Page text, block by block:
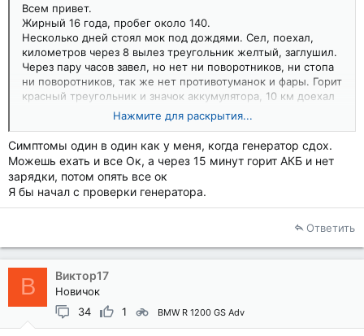
Всем привет.
Жирный 16 года, пробег около 140.
Несколько дней стоял мок под дождями. Сел, поехал,
километров через 8 вылез треугольник желтый, заглушил.
Через пару часов завел, но нет ни поворотников, ни стопа
ни поворотников, так же нет противотуманок и фары. Горит
красный треугольник и значок аккумулятора, 10 км доехал
На следующий день завелся, все ок, все горит, но пока
Доехал до гаража, аккумулятор зарядил, он новый (первый
сезон), но больше ни горит ни чего, мот заводится,
красный треугольник стал желтый, значок аккумулятора не
горит.
Нажмите для раскрытия...
Симптомы один в один как у меня, когда генератор сдох.
Можешь ехать и все Ок, а через 15 минут горит АКБ и нет
зарядки, потом опять все ок
Я бы начал с проверки генератора.
Ответить
В Виктор17
Новичок
34
1 BMW R 1200 GS Adv